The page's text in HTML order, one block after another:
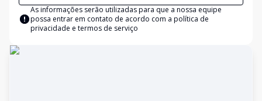
As informações serão utilizadas para que a nossa equipe
possa entrar em contato de acordo com a política de
privacidade e termos de serviço